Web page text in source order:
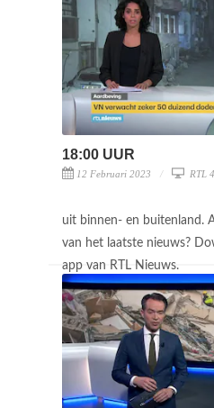
18:00 UUR
12 Februari 2023 RTL 4
uit binnen- en buitenland.
van het laatste nieuws?
app van RTL Nieuws.